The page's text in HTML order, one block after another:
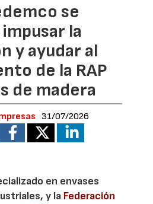
se
la
y ayudar al
de la RAP
de madera
31/07/2026
en envases
y la Federación